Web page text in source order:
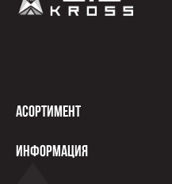
Асортимент
Информация